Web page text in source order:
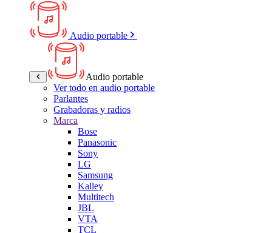
Audio portable
Audio portable
Ver todo en audio portable
Parlantes
Grabadoras y radios
Marca
Bose
Panasonic
Sony
LG
Samsung
Kalley
Multitech
JBL
VTA
TCL